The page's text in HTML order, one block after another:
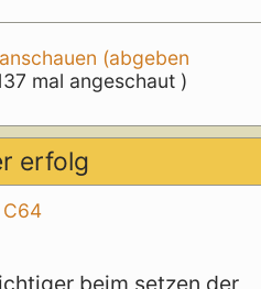
(abgeben
mal angeschaut )
erfolg
C64